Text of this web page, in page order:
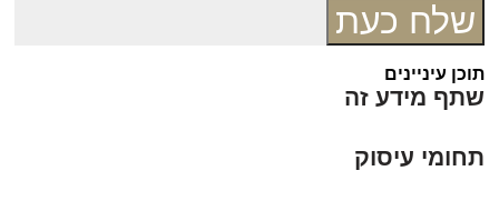
שלח כעת
עיניינים
מידע זה
עיסוק